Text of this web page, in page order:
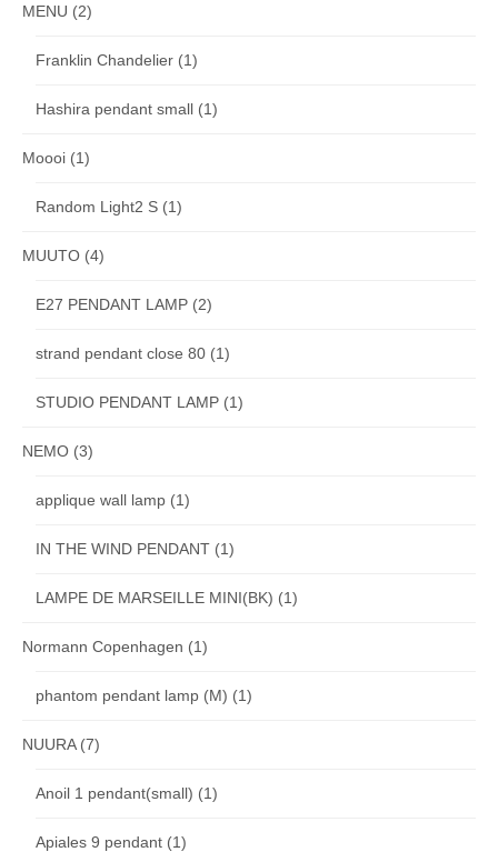
MENU (2)
Franklin Chandelier (1)
Hashira pendant small (1)
Moooi (1)
Random Light2 S (1)
MUUTO (4)
E27 PENDANT LAMP (2)
strand pendant close 80 (1)
STUDIO PENDANT LAMP (1)
NEMO (3)
applique wall lamp (1)
IN THE WIND PENDANT (1)
LAMPE DE MARSEILLE MINI(BK) (1)
Normann Copenhagen (1)
phantom pendant lamp (M) (1)
NUURA(7)
Anoil 1 pendant(small) (1)
Apiales 9 pendant (1)